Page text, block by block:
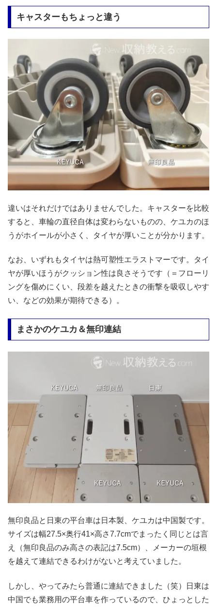
キャスターもちょっと違う
違いはそれだけではありませんでした。キャスターを比較
すると、車輪の直径自体は変わらないものの、ケユカのほ
うがホイールが小さく、タイヤが厚いことが分かります。
なお、いずれもタイヤは熱可塑性エラストマーです。タイ
ヤが厚いほうがクッション性は良さそうです（＝フローリ
ングを傷めにくい、段差を越えたときの衝撃を吸収しやす
い、などの効果が期待できる）。
まさかのケユカ＆無印連結
無印良品と日東の平台車は日本製、ケユカは中国製です。
サイズは幅27.5×奥行41×高さ7.7cmでまったく同じとは言
え（無印良品のみ高さの表記は7.5cm）、メーカーの垣根
を越えて連結できるわけがないと考えていました。
しかし、やってみたら普通に連結できました（笑）日東は
中国でも業務用の平台車を作っているので、ひょっとした